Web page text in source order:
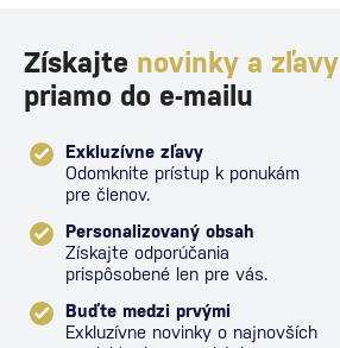
Získajte novinky a zľavy
priamo do e-mailu
Exkluzívne zľavy
Odomknite prístup k ponukám
pre členov.
Personalizovaný obsah
Získajte odporúčania
prispôsobené len pre vás.
Buďte medzi prvými
Exkluzívne novinky o najnovších